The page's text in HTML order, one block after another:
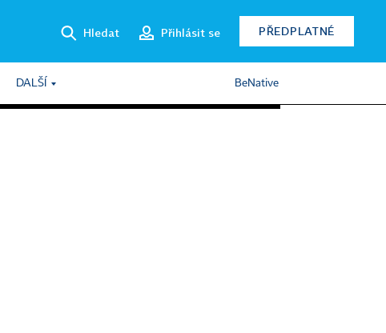
Hledat Přihlásit se PŘEDPLATNÉ
DALŠÍ BeNative